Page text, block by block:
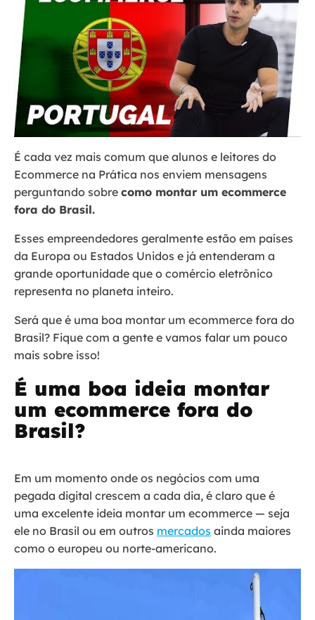
É cada vez mais comum que alunos e leitores do
Ecommerce na Prática nos enviem mensagens
perguntando sobre como montar um ecommerce
fora do Brasil.
Esses empreendedores geralmente estão em países
da Europa ou Estados Unidos e já entenderam a
grande oportunidade que o comércio eletrônico
representa no planeta inteiro.
Será que é uma boa montar um ecommerce fora do
Brasil? Fique com a gente e vamos falar um pouco
mais sobre isso!
É uma boa ideia montar
um ecommerce fora do
Brasil?
Em um momento onde os negócios com uma
pegada digital crescem a cada dia, é claro que é
uma excelente ideia montar um ecommerce — seja
ele no Brasil ou em outros mercados ainda maiores
como o europeu ou norte-americano.